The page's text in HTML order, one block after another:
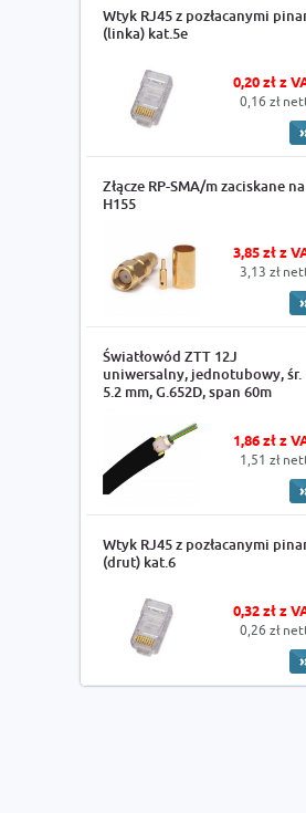
Wtyk RJ45 z pozłacanymi
(linka) kat.5e
0,20 zł z
0,16 zł
Złącze RP-SMA/m zaciskane na
H155
3,85 zł z
3,13 zł
Światłowód ZTT 12J
uniwersalny, jednotubowy, śr.
5.2 mm, G.652D, span 60m
1,86 zł z
1,51 zł
Wtyk RJ45 z pozłacanymi
(drut) kat.6
0,32 zł z
0,26 zł